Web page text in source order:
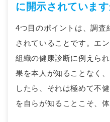
に開示されています
4つ目のポイントは、調査
されていることです。エ
組織の健康診断に例えら
果を本人が知ることなく
したら、それは極めて不
を自らが知ることこそ、